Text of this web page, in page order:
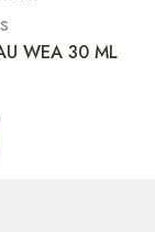
WEA 30 ML